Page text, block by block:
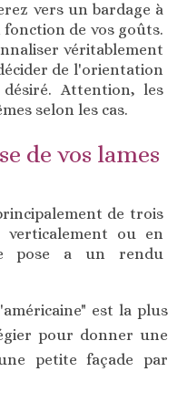
vers un bardage à
de vos goûts.
véritablement
de l'orientation
Attention, les
selon les cas.
de vos lames
de trois
verticalement ou en
pose a un rendu
est la plus
pour donner une
petite façade par